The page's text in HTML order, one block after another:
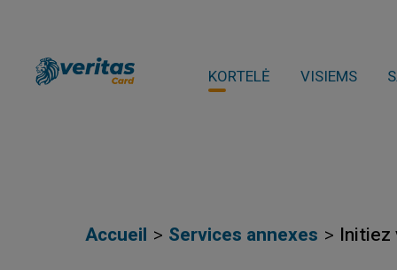
KORTELĖ VISIEMS
Accueil Services annexes Initiez